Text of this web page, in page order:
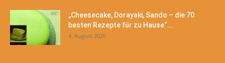
„Cheesecake, Dorayaki, Sando – die 70
besten Rezepte für zu Hause“...
4. August 2026